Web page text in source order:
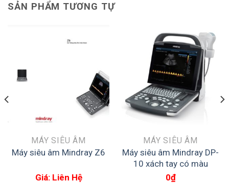
SẢN PHẨM TƯƠNG TỰ
MÁY SIÊU ÂM
Máy siêu âm Mindray Z6
Giá: Liên Hệ
MÁY SIÊU ÂM
Máy siêu âm Mindray DP-
10 xách tay có màu
0₫